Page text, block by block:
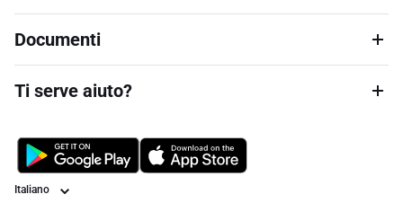
Documenti
Ti serve aiuto?
Lingua